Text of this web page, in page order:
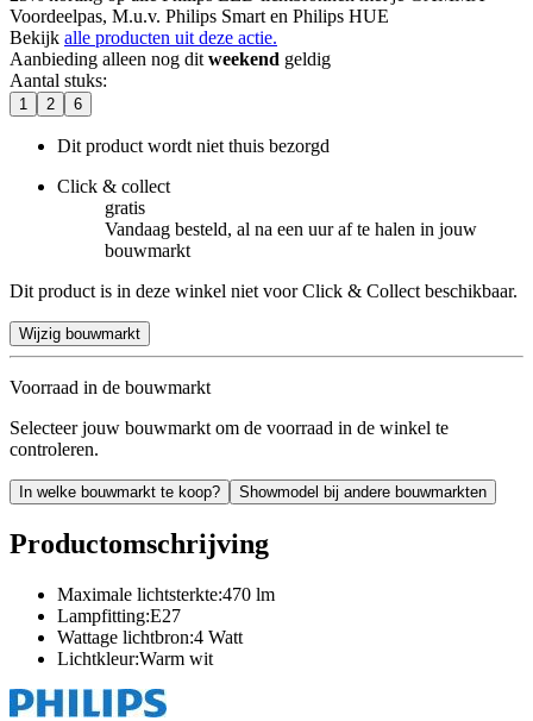
Voordeelpas, M.u.v. Philips Smart en Philips HUE
Bekijk alle producten uit deze actie.
Aanbieding alleen nog dit weekend geldig
Aantal stuks:
1 2 6
Dit product wordt niet thuis bezorgd
Click & collect
gratis
Vandaag besteld, al na een uur af te halen in jouw
bouwmarkt
Dit product is in deze winkel niet voor Click & Collect beschikbaar.
Wijzig bouwmarkt
Voorraad in de bouwmarkt
Selecteer jouw bouwmarkt om de voorraad in de winkel te
controleren.
In welke bouwmarkt te koop? Showmodel bij andere bouwmarkten
Productomschrijving
Maximale lichtsterkte:470 lm
Lampfitting:E27
Wattage lichtbron:4 Watt
Lichtkleur:Warm wit